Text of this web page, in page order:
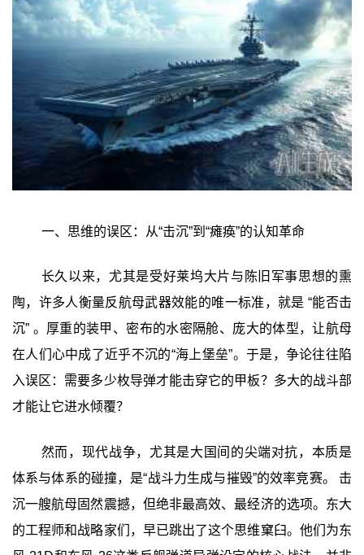
一、思维的误区：从“击沉”到“瘫痪”的认知革命
长久以来，尤其是受好莱坞大片与陈旧军事思想的熏
陶，许多人衡量反航母武器效能的唯一标准，就是 ‍“能否击
沉”‍ 。厚重的装甲、密布的水密隔舱、庞大的体型，让航母
在人们心中成了近乎不沉的“海上堡垒”。于是，争论往往陷
入误区：需要多少枚导弹才能击穿它的甲板？多大的战斗部
才能让它进水倾覆？
然而，现代战争，尤其是大国间的尖端对抗，本质是
体系与体系的碰撞，是“战斗力生成与摧毁”的效率竞赛。 击
沉一艘航母固然震撼，但绝非最高效、最经济的选项。东大
的工程师和战略家们，早已跳出了这个思维窠臼。他们为东